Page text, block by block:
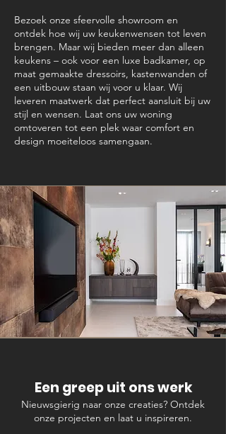
Bezoek onze sfeervolle showroom en
ontdek hoe wij uw keukenwensen tot leven
brengen. Maar wij bieden meer dan alleen
keukens – ook voor een luxe badkamer, op
maat gemaakte dressoirs, kastenwanden of
een uitbouw staan wij voor u klaar. Wij
leveren maatwerk dat perfect aansluit bij uw
stijl en wensen. Laat ons uw woning
omtoveren tot een plek waar comfort en
design moeiteloos samengaan.
Een greep uit ons werk
Nieuwsgierig naar onze creaties? Ontdek
onze projecten en laat u inspireren.